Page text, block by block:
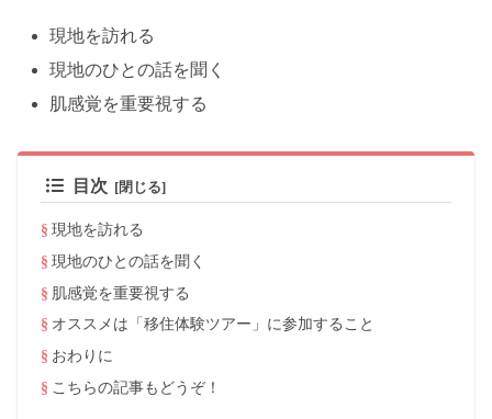
現地を訪れる
現地のひとの話を聞く
肌感覚を重要視する
目次
現地を訪れる
現地のひとの話を聞く
肌感覚を重要視する
オススメは「移住体験ツアー」に参加すること
おわりに
こちらの記事もどうぞ！